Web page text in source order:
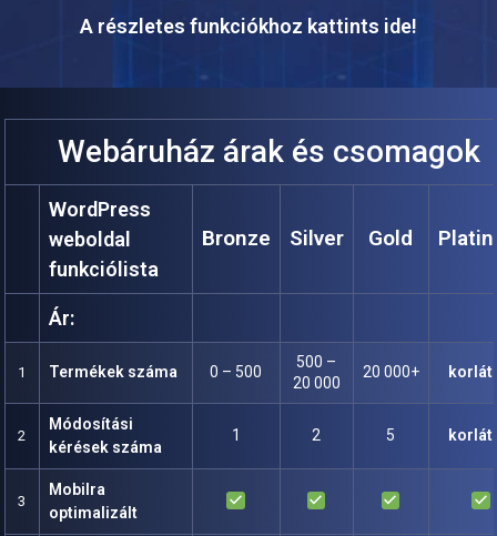
A részletes funkciókhoz kattints ide!
Webáruház árak és csomagok
WordPress
weboldal
funkciólista
Bronze Silver Gold
Ár:
1 Termékek száma 0 – 500
500 –
20 000
20 000+
2
Módosítási
kérések száma
1 2 5
3
Mobilra
optimalizált
done done done done